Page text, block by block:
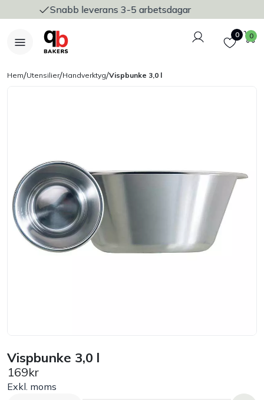
5 arbetsdagar
Logga in
Favoriter
0 0
Bageriplåtar & bakformar
Stickvagnar & transport
Utensilier
Hem/Utensilier/Handverktyg/Vispbunke 3,0 l
Vispbunke 3,0 l
169kr
Exkl. moms